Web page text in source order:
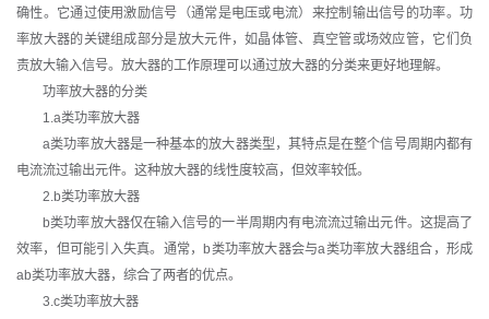
确性。它通过使用激励信号（通常是电压或电流）来控制输出信号的功率。功
率放大器的关键组成部分是放大元件，如晶体管、真空管或场效应管，它们负
责放大输入信号。放大器的工作原理可以通过放大器的分类来更好地理解。
功率放大器的分类
1.a类功率放大器
a类功率放大器是一种基本的放大器类型，其特点是在整个信号周期内都有
电流流过输出元件。这种放大器的线性度较高，但效率较低。
2.b类功率放大器
b类功率放大器仅在输入信号的一半周期内有电流流过输出元件。这提高了
效率，但可能引入失真。通常，b类功率放大器会与a类功率放大器组合，形成
ab类功率放大器，综合了两者的优点。
3.c类功率放大器